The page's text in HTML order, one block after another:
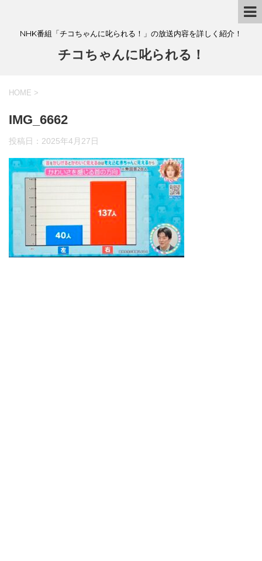
NHK番組「チコちゃんに叱られる！」の放送内容を詳しく紹介！
チコちゃんに叱られる！
HOME >
IMG_6662
投稿日： 2025年4月27日